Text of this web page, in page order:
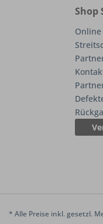
Shop
Online
* Alle Preise inkl. gesetzl.